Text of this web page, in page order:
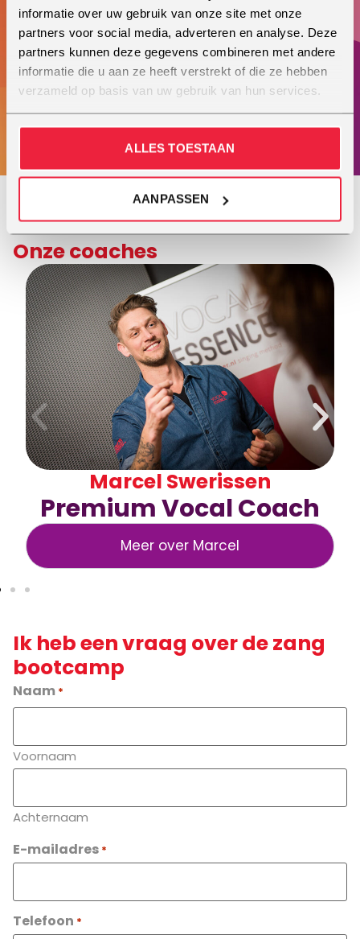
informatie over uw gebruik van onze site met onze
partners voor social media, adverteren en analyse. Deze
partners kunnen deze gegevens combineren met andere
informatie die u aan ze heeft verstrekt of die ze hebben
verzameld op basis van uw gebruik van hun services.
ALLES TOESTAAN
AANPASSEN
Mentale ondersteuning
Microfoontechniek
Individuele coaching op jouw niveau
Een (privé) optreden voor familie en vrienden
Twee weken om nooit te vergeten
Onze coaches
Marcel Swerissen
Premium Vocal Coach
Meer over Marcel
Ik heb een vraag over de zang
bootcamp
Naam *
Voornaam
Achternaam
E-mailadres *
Telefoon *